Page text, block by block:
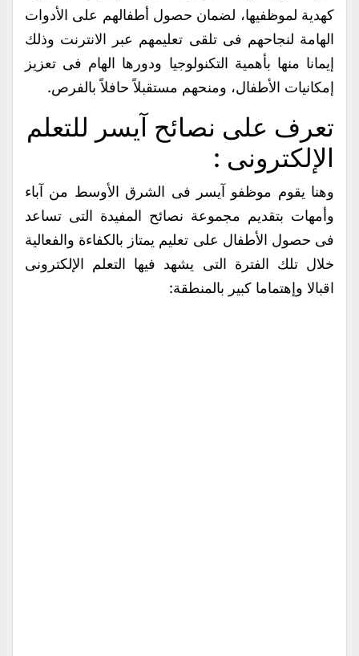
كهدية لموظفيها، لضمان حصول أطفالهم على الأدوات
الهامة لنجاحهم فى تلقى تعليمهم عبر الانترنت وذلك
إيمانا منها بأهمية التكنولوجيا ودورها الهام فى تعزيز
إمكانيات الأطفال، ومنحهم مستقبلاً حافلاً بالفرص.
تعرف على نصائح آيسر للتعلم
الإلكترونى :
وهنا يقوم موظفو آيسر فى الشرق الأوسط من آباء
وأمهات بتقديم مجموعة نصائح المفيدة التى تساعد
فى حصول الأطفال على تعليم يمتاز بالكفاءة والفعالية
خلال تلك الفترة التى يشهد فيها التعلم الإلكترونى
اقبالا وإهتماما كبير بالمنطقة: